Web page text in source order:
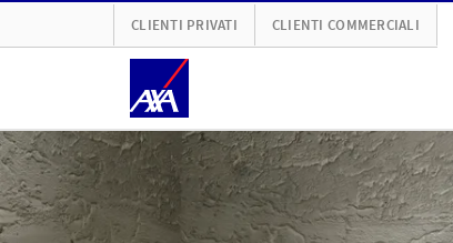
CLIENTI PRIVATI CLIENTI COMMERCIALI